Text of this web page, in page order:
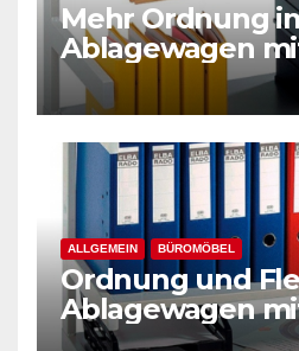
Mehr Ordnung
Ablagewagen
Hängeregistratur
ALLGEMEIN BÜROMÖBEL
Ordnung und
Ablagewagen